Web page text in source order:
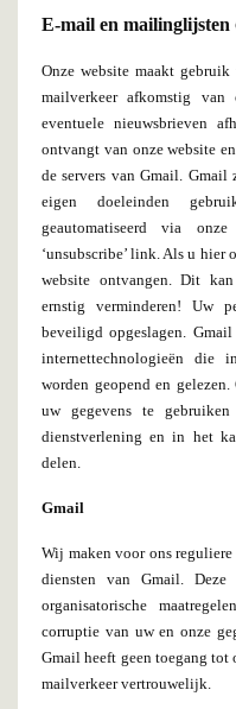
E-mail en mailinglijsten
Onze website maakt
mailverkeer afkomstig
eventuele nieuwsbrieven
ontvangt van onze website
de servers van Gmail.
eigen doeleinden
geautomatiseerd via
‘unsubscribe’ link. Als u
website ontvangen. Dit
ernstig verminderen! Uw
beveiligd opgeslagen.
internettechnologieën die
worden geopend en
uw gegevens te
dienstverlening en in het
delen.
Gmail
Wij maken voor ons
diensten van Gmail. Deze
organisatorische
corruptie van uw en onze
Gmail heeft geen toegang tot
mailverkeer vertrouwelijk.